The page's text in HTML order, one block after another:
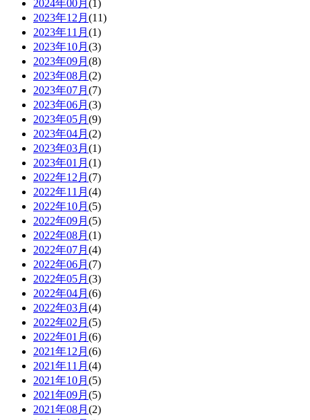
2024年00月 (1)
2023年12月 (11)
2023年11月 (1)
2023年10月 (3)
2023年09月 (8)
2023年08月 (2)
2023年07月 (7)
2023年06月 (3)
2023年05月 (9)
2023年04月 (2)
2023年03月 (1)
2023年01月 (1)
2022年12月 (7)
2022年11月 (4)
2022年10月 (5)
2022年09月 (5)
2022年08月 (1)
2022年07月 (4)
2022年06月 (7)
2022年05月 (3)
2022年04月 (6)
2022年03月 (4)
2022年02月 (5)
2022年01月 (6)
2021年12月 (6)
2021年11月 (4)
2021年10月 (5)
2021年09月 (5)
2021年08月 (2)